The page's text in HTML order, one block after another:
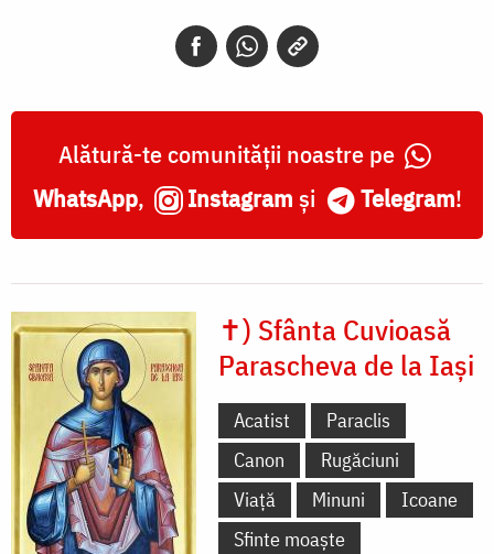
Alătură-te comunității noastre pe
WhatsApp, Instagram și Telegram!
✝) Sfânta Cuvioasă
Parascheva de la Iași
Acatist
Paraclis
Canon
Rugăciuni
Viață
Minuni
Icoane
Sfinte moaște